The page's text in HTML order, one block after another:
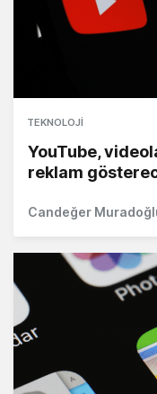
TEKNOLOJI
YouTube,
reklam
Candeğer